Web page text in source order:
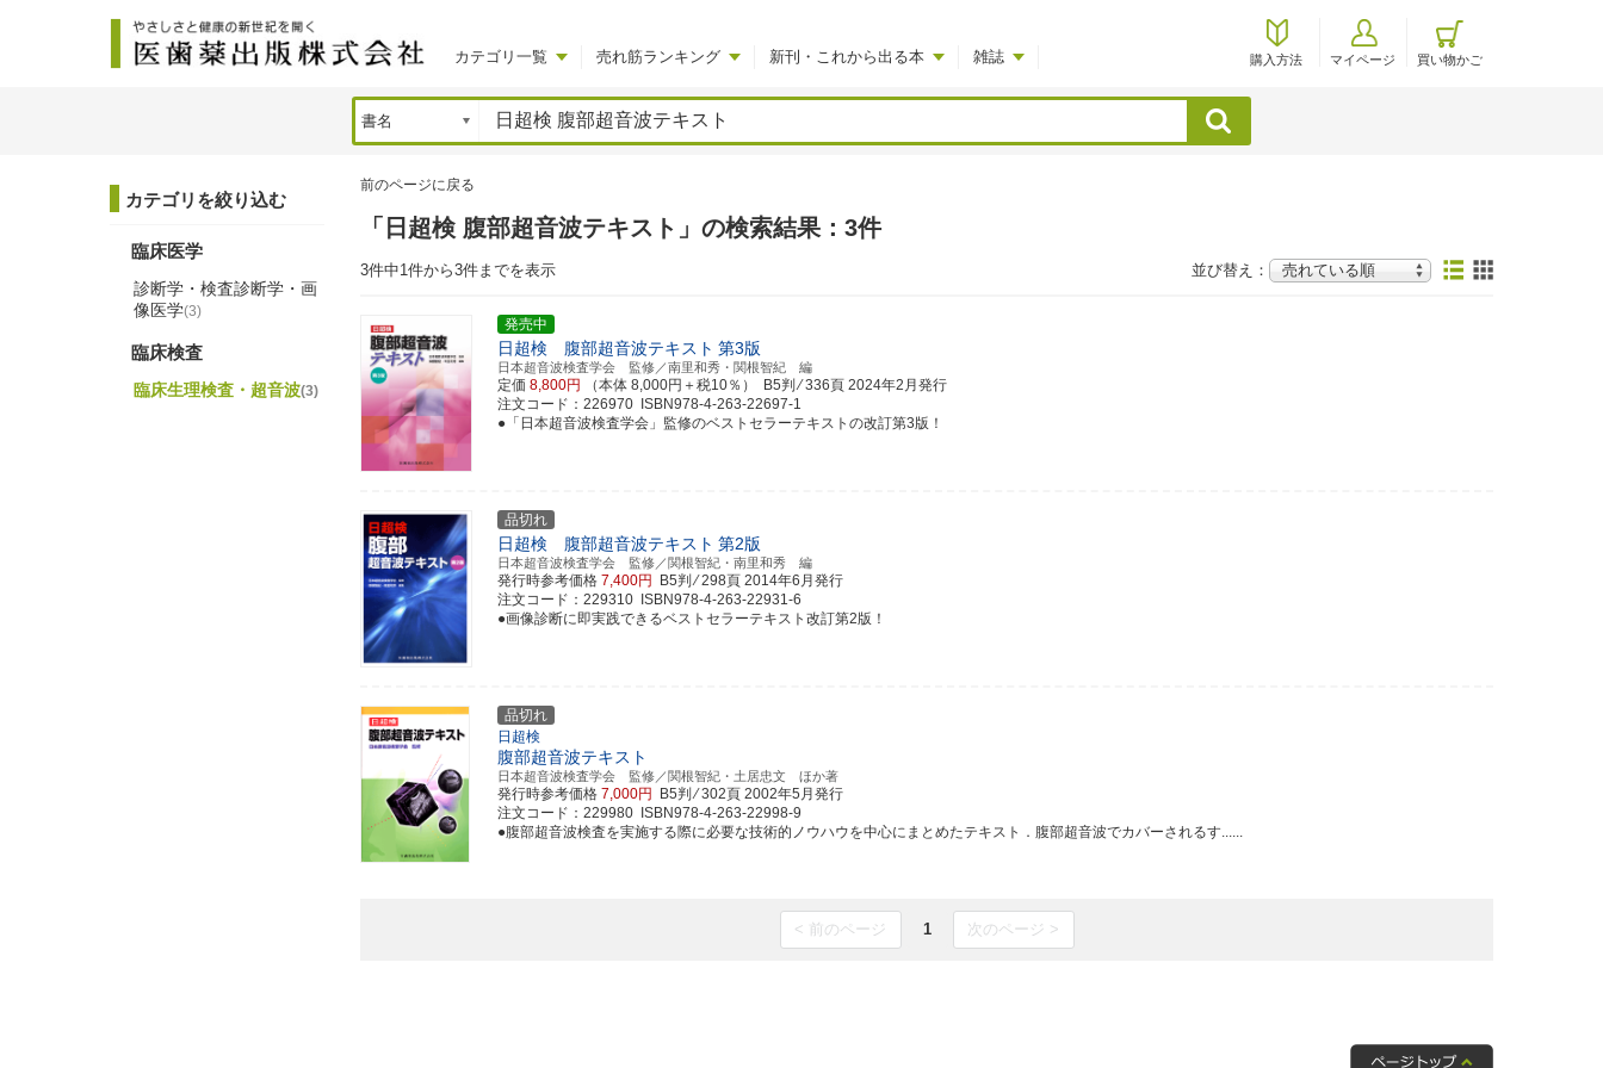
カテゴリ一覧 売れ筋ランキング 新刊・これから出る本 雑誌 購入方法 マイページ 買い物かご
検索
前のページに戻る
「日超検 腹部超音波テキスト」の検索結果：3件
3件中1件から3件までを表示 並び替え：
発売中
日超検 腹部超音波テキスト 第3版
日本超音波検査学会 監修／南里和秀・関根智紀 編
定価 8,800円 （本体 8,000円＋税10％） B5判 ⁄ 336頁 2024年2月発行
注文コード：226970 ISBN978-4-263-22697-1
●「日本超音波検査学会」監修のベストセラーテキストの改訂第3版！
品切れ
日超検 腹部超音波テキスト 第2版
日本超音波検査学会 監修／関根智紀・南里和秀 編
発行時参考価格 7,400円 B5判 ⁄ 298頁 2014年6月発行
注文コード：229310 ISBN978-4-263-22931-6
●画像診断に即実践できるベストセラーテキスト改訂第2版！
品切れ
日超検
腹部超音波テキスト
日本超音波検査学会 監修／関根智紀・土居忠文 ほか著
発行時参考価格 7,000円 B5判 ⁄ 302頁 2002年5月発行
注文コード：229980 ISBN978-4-263-22998-9
●腹部超音波検査を実施する際に必要な技術的ノウハウを中心にまとめたテキスト．腹部超音波でカバーされるす......
< 前のページ 1 次のページ >
カテゴリを絞り込む
臨床医学
診断学・検査診断学・画
像医学(3)
臨床検査
臨床生理検査・超音波(3)